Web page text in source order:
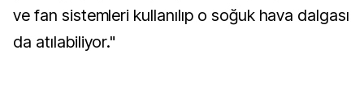
ve fan sistemleri kullanılıp o soğuk hava dalgası
da atılabiliyor."